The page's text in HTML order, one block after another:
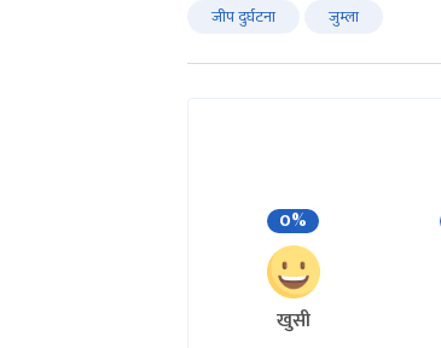
जीप दुर्घटना जुम्ला
0%
खुसी